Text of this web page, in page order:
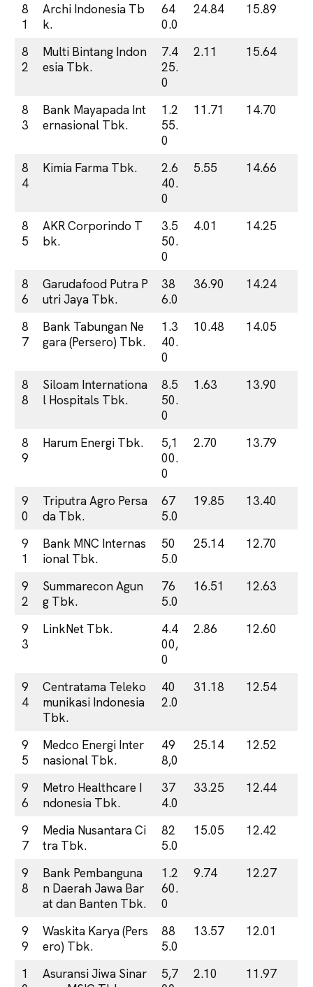
8
1
Archi Indonesia Tb
k.
64
0.0
24.84 15.89
8
2
Multi Bintang Indon
esia Tbk.
7.4
25.
0
2.11 15.64
8
3
Bank Mayapada Int
ernasional Tbk.
1.2
55.
0
11.71 14.70
8
4
Kimia Farma Tbk.
2.6
40.
0
5.55 14.66
8
5
AKR Corporindo T
bk.
3.5
50.
0
4.01 14.25
8
6
Garudafood Putra P
utri Jaya Tbk.
38
6.0
36.90 14.24
8
7
Bank Tabungan Ne
gara (Persero) Tbk.
1.3
40.
0
10.48 14.05
8
8
Siloam Internationa
l Hospitals Tbk.
8.5
50.
0
1.63 13.90
8
9
Harum Energi Tbk.
5,1
00.
0
2.70 13.79
9
0
Triputra Agro Persa
da Tbk.
67
5.0
19.85 13.40
9
1
Bank MNC Internas
ional Tbk.
50
5.0
25.14 12.70
9
2
Summarecon Agun
g Tbk.
76
5.0
16.51 12.63
9
3
LinkNet Tbk.
4.4
00,
0
2.86 12.60
9
4
Centratama Teleko
munikasi Indonesia
Tbk.
40
2.0
31.18 12.54
9
5
Medco Energi Inter
nasional Tbk.
49
8,0
25.14 12.52
9
6
Metro Healthcare I
ndonesia Tbk.
37
4.0
33.25 12.44
9
7
Media Nusantara Ci
tra Tbk.
82
5.0
15.05 12.42
9
8
Bank Pembanguna
n Daerah Jawa Bar
at dan Banten Tbk.
1.2
60.
0
9.74 12.27
9
9
Waskita Karya (Pers
ero) Tbk.
88
5.0
13.57 12.01
1
Asuransi Jiwa Sinar
5,7
2.10 11.97